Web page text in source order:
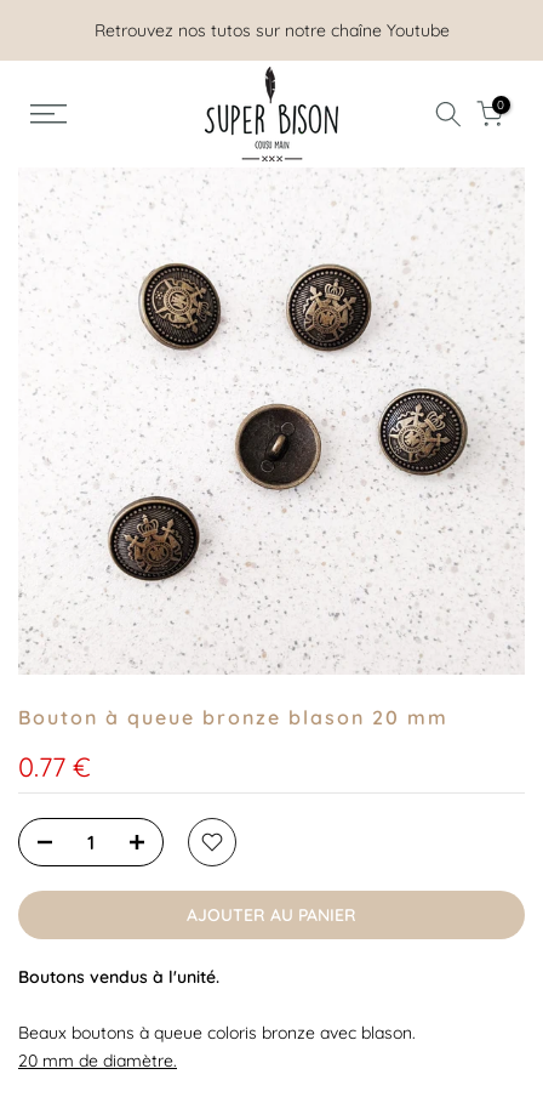
Retrouvez nos tutos sur notre chaîne Youtube
0
Bouton à queue bronze blason 20 mm
0.77 €
AJOUTER AU PANIER
Boutons vendus à l'unité.
Beaux boutons à queue coloris bronze avec blason.
20 mm de diamètre.